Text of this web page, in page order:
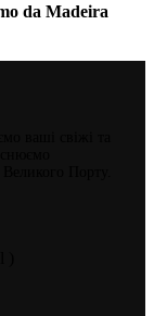
da Madeira